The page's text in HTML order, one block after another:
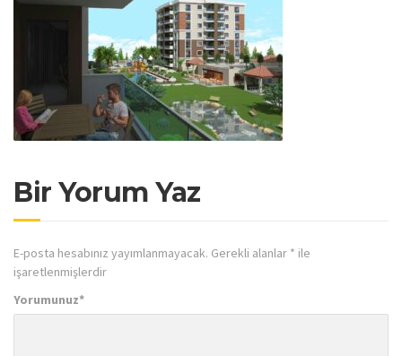
Bir Yorum Yaz
E-posta hesabınız yayımlanmayacak. Gerekli alanlar * ile
işaretlenmişlerdir
Yorumunuz*